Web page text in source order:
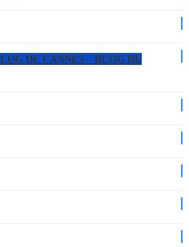
DE CANNES – BLOG DU